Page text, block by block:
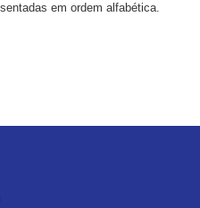
em ordem alfabética.